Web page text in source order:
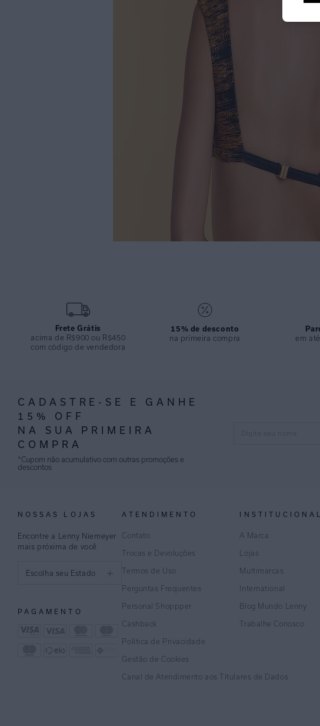
Frete Grátis
acima de R$900 ou R$450
com código de vendedora
15% de desconto
na primeira compra
em
CADASTRE-SE E GANHE
15% OFF
NA SUA PRIMEIRA
COMPRA
*Cupom não acumulativo com outras promoções e
descontos
NOSSAS LOJAS
Encontre a Lenny Niemeyer
mais próxima de você
Escolha seu Estado
PAGAMENTO
ATENDIMENTO
Contato
Trocas e Devoluções
Termos de Uso
Perguntas Frequentes
Personal Shoppper
Cashback
Política de Privacidade
Gestão de Cookies
Canal de Atendimento aos Títulares de Dados
INSTITUCIONAL
A Marca
Lojas
Multimarcas
International
Blog Mundo Lenny
Trabalhe Conosco